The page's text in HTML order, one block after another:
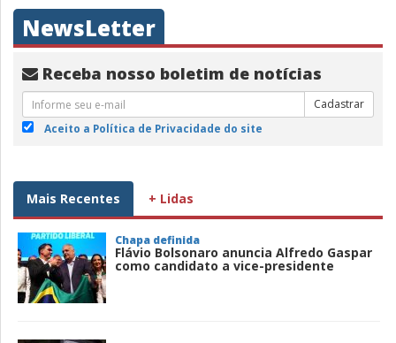
NewsLetter
Receba nosso boletim de notícias
Cadastrar
Aceito a Política de Privacidade do site
Mais Recentes + Lidas
Chapa definida
Flávio Bolsonaro anuncia Alfredo Gaspar
como candidato a vice-presidente